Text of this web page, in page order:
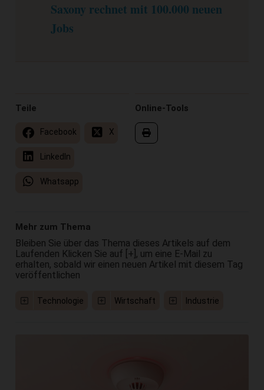
Saxony rechnet mit 100.000 neuen
Jobs
Online-Tools
Teile
Facebook X
LinkedIn
Whatsapp
Mehr zum Thema
Bleiben Sie über das Thema dieses Artikels auf dem
Laufenden Klicken Sie auf [+], um eine E-Mail zu
erhalten, sobald wir einen neuen Artikel mit diesem Tag
veröffentlichen
Technologie Wirtschaft Industrie